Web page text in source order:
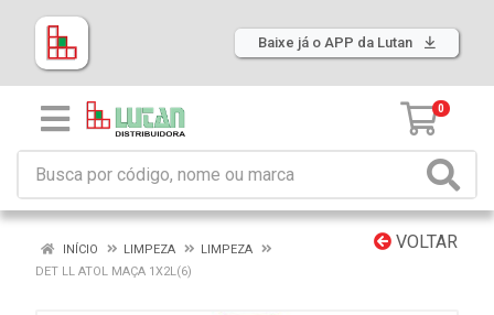
Baixe já o APP da Lutan
0
VOLTAR
INÍCIO LIMPEZA
LIMPEZA
DET LL ATOL MAÇA 1X2L(6)